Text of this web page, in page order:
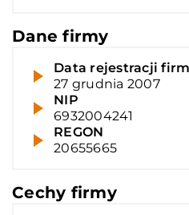
Dane firmy
Data rejestracji
27 grudnia 2007
NIP
6932004241
REGON
20655665
Cechy firmy